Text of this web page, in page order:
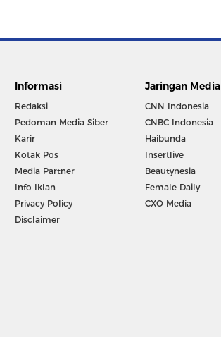
Informasi
Redaksi
Pedoman Media Siber
Karir
Kotak Pos
Media Partner
Info Iklan
Privacy Policy
Disclaimer
Jaringan Media
CNN Indonesia
CNBC Indonesia
Haibunda
Insertlive
Beautynesia
Female Daily
CXO Media